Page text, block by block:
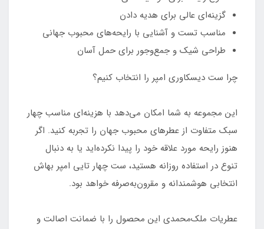
گزینه‌ای عالی برای هدیه دادن
مناسب تست و آشنایی با رایحه‌های محبوب جهانی
طراحی شیک و جمع‌وجور برای حمل آسان
چرا ست دیسکاوری امپر را انتخاب کنیم؟
این مجموعه به شما امکان می‌دهد با هزینه‌ای مناسب چهار
سبک متفاوت از عطرهای محبوب جهان را تجربه کنید. اگر
هنوز رایحه مورد علاقه خود را پیدا نکرده‌اید یا به دنبال
تنوع در استفاده روزانه هستید، ست چهار تایی امپر بهاش
انتخابی هوشمندانه و مقرون‌به‌صرفه خواهد بود.
عطریات ملک‌محمدی این محصول را با ضمانت اصالت و